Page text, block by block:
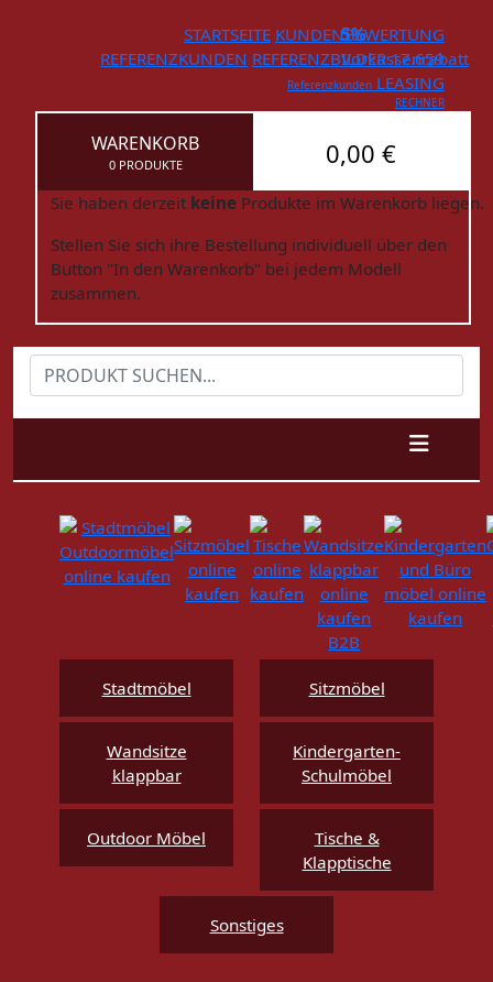
STARTSEITE KUNDENBEWERTUNG
REFERENZKUNDEN REFERENZBILDER 17.659
Referenzkunden LEASING
RECHNER
WARENKORB
0 PRODUKTE 0,00 €
Sie haben derzeit keine Produkte im Warenkorb liegen.
Stellen Sie sich ihre Bestellung individuell über den
Button "In den Warenkorb" bei jedem Modell
zusammen.
5%
Vorkassenrabatt
Stadtmöbel Sitzmöbel
Wandsitze
klappbar
Kindergarten-
Schulmöbel
Outdoor Möbel
Tische &
Klapptische
Sonstiges